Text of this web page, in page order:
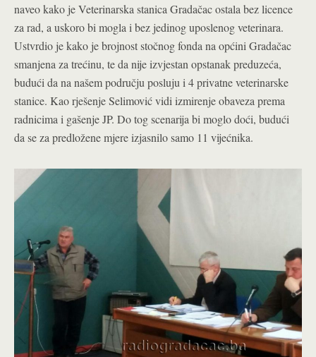
naveo kako je Veterinarska stanica Gradačac ostala bez licence
za rad, a uskoro bi mogla i bez jedinog uposlenog veterinara.
Ustvrdio je kako je brojnost stočnog fonda na općini Gradačac
smanjena za trećinu, te da nije izvjestan opstanak preduzeća,
budući da na našem području posluju i 4 privatne veterinarske
stanice. Kao rješenje Selimović vidi izmirenje obaveza prema
radnicima i gašenje JP. Do tog scenarija bi moglo doći, budući
da se za predložene mjere izjasnilo samo 11 vijećnika.